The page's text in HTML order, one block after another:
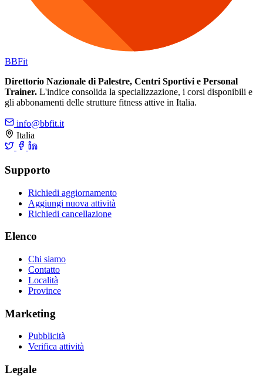
BBFit
Direttorio Nazionale di Palestre, Centri Sportivi e Personal
Trainer. L'indice consolida la specializzazione, i corsi disponibili e
gli abbonamenti delle strutture fitness attive in Italia.
info@bbfit.it
Italia
Supporto
Richiedi aggiornamento
Aggiungi nuova attività
Richiedi cancellazione
Elenco
Chi siamo
Contatto
Località
Province
Marketing
Pubblicità
Verifica attività
Legale